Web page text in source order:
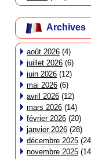
Archives
août 2026 (4)
juillet 2026 (6)
juin 2026 (12)
mai 2026 (6)
avril 2026 (12)
mars 2026 (14)
février 2026 (20)
janvier 2026 (28)
décembre 2025
novembre 2025